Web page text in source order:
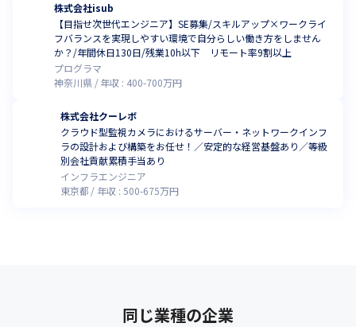
株式会社isub
【目指せ次世代エンジニア】SE募集/スキルアップ×ワークライ
フバランスを実現しやすい環境で自分らしい働き方をしません
か？/年間休日130日/残業10h以下 リモート率9割以上
プログラマ
神奈川県
年収 : 400-700万円
株式会社クーレボ
クラウド型監視カメラにおけるサーバー・ネットワークインフ
ラの設計および構築をお任せ！／安定的な経営基盤あり／等級
別会社貢献累積手当あり
インフラエンジニア
東京都
年収 : 500-675万円
同じ業種の企業